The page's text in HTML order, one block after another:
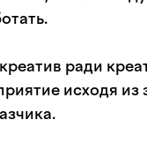
ради
исходя из